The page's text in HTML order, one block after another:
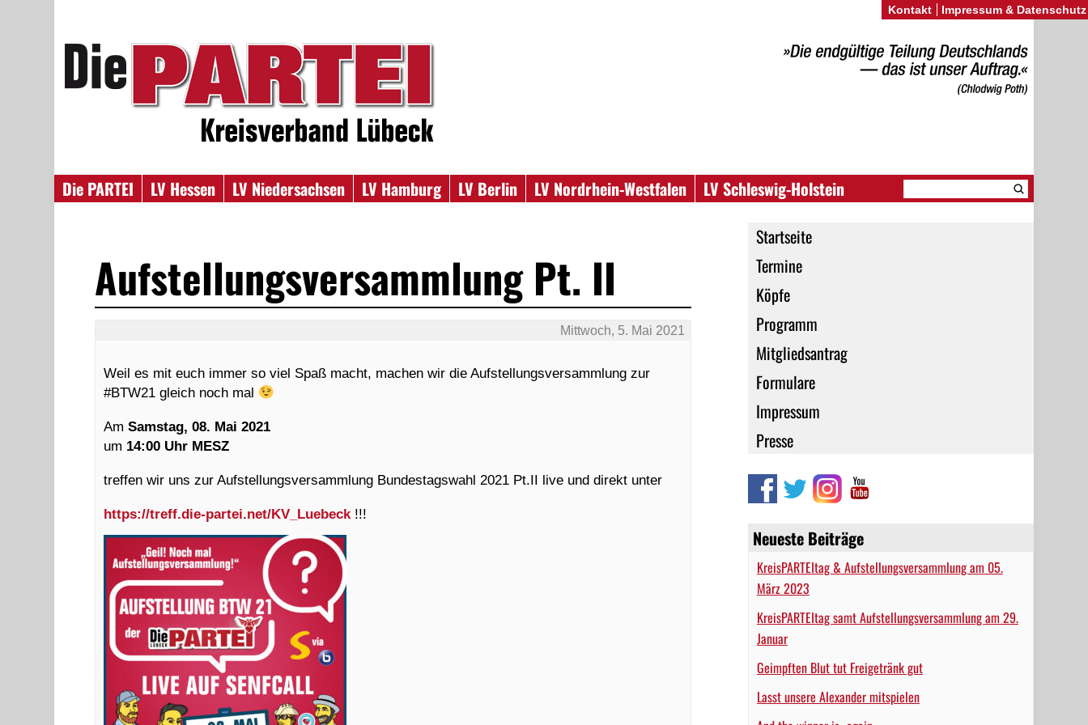
Die PARTEI LV Hessen LV Niedersachsen LV Hamburg LV Berlin LV Nordrhein-Westfalen
LV Schleswig-Holstein
Startseite
Termine
Köpfe
Programm
Mitgliedsantrag
Formulare
Impressum
Presse
Neueste Beiträge
KreisPARTEItag & Aufstellungsversammlung am 05.
März 2023
KreisPARTEItag samt Aufstellungsversammlung am 29.
Januar
Geimpften Blut tut Freigetränk gut
Lasst unsere Alexander mitspielen
Aufstellungsversammlung Pt. II
Mittwoch, 5. Mai 2021
Weil es mit euch immer so viel Spaß macht, machen wir die Aufstellungsversammlung zur
#BTW21 gleich noch mal
AmSamstag, 08. Mai 2021
um 14:00 Uhr MESZ
treffen wir uns zur Aufstellungsversammlung Bundestagswahl 2021 Pt.II live und direkt unter
https://treff.die-partei.net/KV_Luebeck!!!
Kontakt Impressum & Datenschutz